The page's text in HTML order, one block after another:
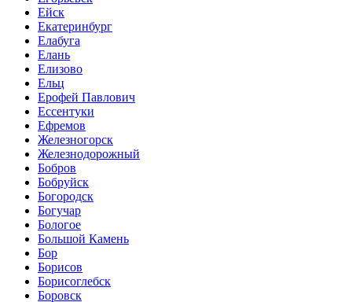
Ейск
Екатеринбург
Елабуга
Елань
Елизово
Ельц
Ерофей Павлович
Ессентуки
Ефремов
Железногорск
Железнодорожный
Бобров
Бобруйск
Богородск
Богучар
Бологое
Большой Камень
Бор
Борисов
Борисоглебск
Боровск